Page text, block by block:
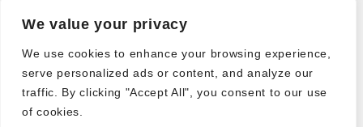
We value your privacy
We use cookies to enhance your browsing experience,
serve personalized ads or content, and analyze our
traffic. By clicking "Accept All", you consent to our use
of cookies.